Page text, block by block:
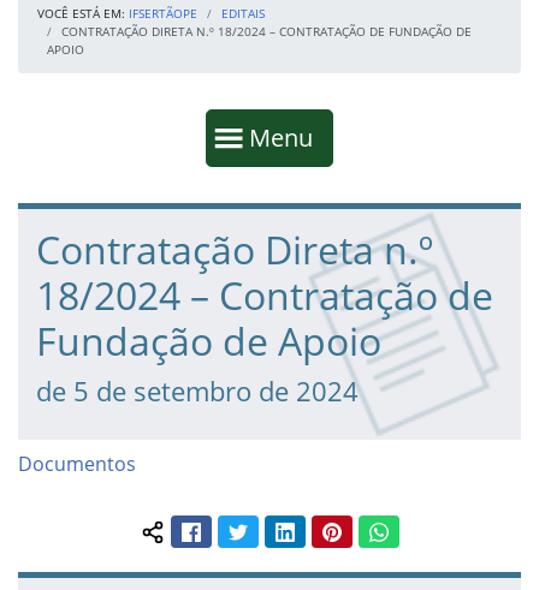
VOCÊ ESTÁ EM: IFSERTÃOPE
EDITAIS
CONTRATAÇÃO DIRETA N.º 18/2024 – CONTRATAÇÃO DE FUNDAÇÃO DE
APOIO
Mostrar
Menu
Fim da navegação
Início do conteúdo
Contratação Direta n.º
18/2024 – Contratação de
Fundação de Apoio
de 5 de setembro de 2024
Documentos
Compartilhar conteúdo:
FacebookTwitterLinkedInPinterestWhatsApp